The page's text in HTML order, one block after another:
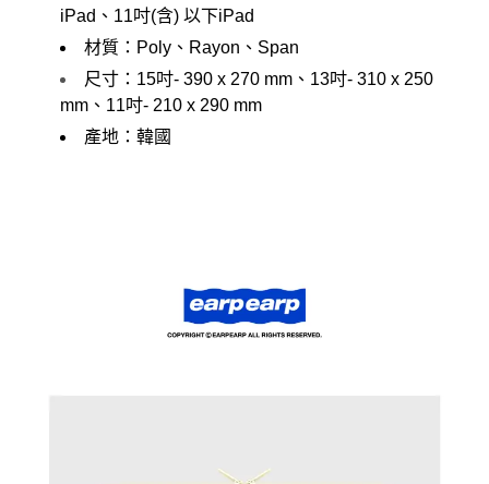
iPad、 11吋(含) 以下iPad
材質：Poly、Rayon、Span
尺寸：15吋- 390 x 270 mm、13吋- 310 x 250
mm、11吋- 210 x 290 mm
產地：韓國